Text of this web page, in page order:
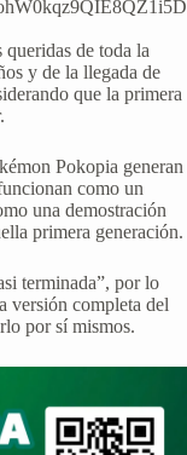
de toda la
y de la llegada de
que la primera
Pokopia generan
como un
una demostración
primera generación.
terminada”, por lo
versión completa del
por sí mismos.